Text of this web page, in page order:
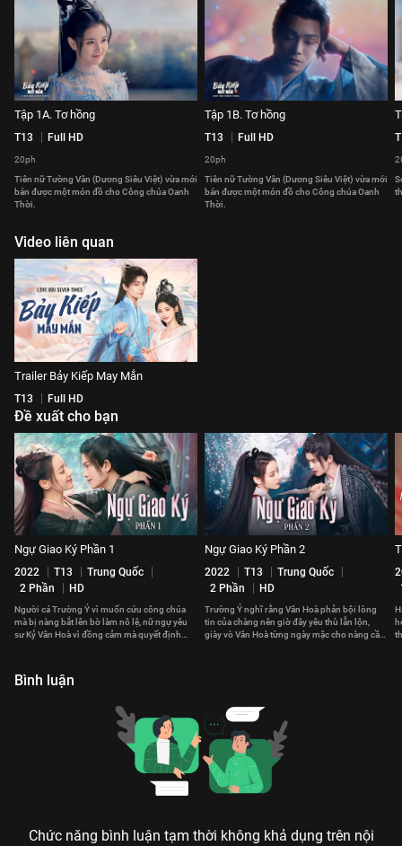
Tập 1A. Tơ hồng
T13 Full HD
20ph
Tiên nữ Tường Vân (Dương Siêu Việt) vừa mới
bán được một món đồ cho Công chúa Oanh
Thời.
Tập 1B. Tơ hồng
T13 Full HD
20ph
Tiên nữ Tường Vân (Dương Siêu Việt) vừa mới
bán được một món đồ cho Công chúa Oanh
Thời.
Video liên quan
Trailer Bảy Kiếp May Mắn
T13 Full HD
Đề xuất cho bạn
Ngự Giao Ký Phần 1
2022 T13
Trung Quốc
2 Phần
HD
Người cá Trường Ý vì muốn cứu công chúa
mà bị nàng bắt lên bờ làm nô lệ, nữ ngự yêu
sư Kỷ Vân Hoà vì đồng cảm mà quyết định
Ngự Giao Ký Phần 2
2022 T13
Trung Quốc
2 Phần
HD
Trường Ý nghĩ rằng Vân Hoà phản bội lòng
tin của chàng nên giờ đây yêu thù lẫn lộn,
giày vò Vân Hoà từng ngày mặc cho nàng cầu
Bình luận
Chức năng bình luận tạm thời không khả dụng trên nội